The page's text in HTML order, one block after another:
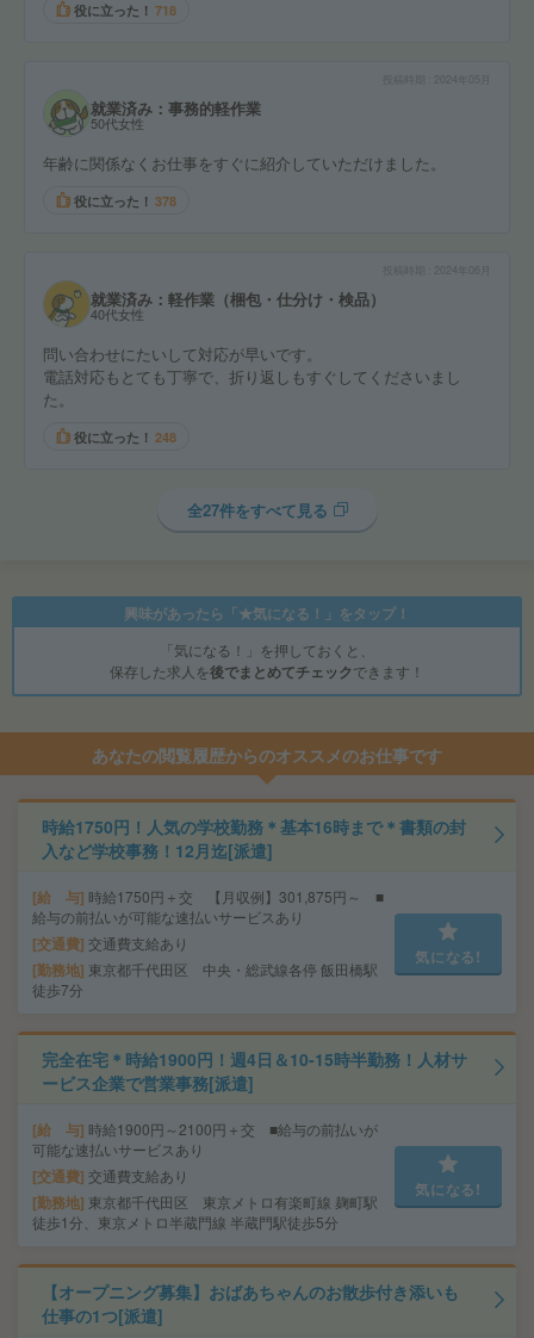
役に立った！ 718
2024年05月
就業済み：事務的軽作業
50代女性
年齢に関係なくお仕事をすぐに紹介していただけました。
役に立った！ 378
2024年06月
就業済み：軽作業（梱包・仕分け・検品）
40代女性
問い合わせにたいして対応が早いです。
電話対応もとても丁寧で、折り返しもすぐしてくださいまし
た。
役に立った！ 248
全27件をすべて見る
興味があったら「★気になる！」をタップ！
「気になる！」を押しておくと、
保存した求人を後でまとめてチェックできます！
あなたの閲覧履歴からのオススメのお仕事です
時給1750円！人気の学校勤務＊基本16時まで＊書類の封
入など学校事務！12月迄[派遣]
給 与 時給1750円＋交 【月収例】301,875円～ ■
給与の前払いが可能な速払いサービスあり
交通費 交通費支給あり
勤務地 東京都千代田区 中央・総武線各停 飯田橋駅
徒歩7分
気になる!
完全在宅＊時給1900円！週4日＆10-15時半勤務！人材サ
ービス企業で営業事務[派遣]
給 与 時給1900円～2100円＋交 ■給与の前払いが
可能な速払いサービスあり
交通費 交通費支給あり
勤務地 東京都千代田区 東京メトロ有楽町線 麹町駅
徒歩1分、東京メトロ半蔵門線 半蔵門駅徒歩5分
気になる!
【オープニング募集】おばあちゃんのお散歩付き添いも
仕事の1つ[派遣]